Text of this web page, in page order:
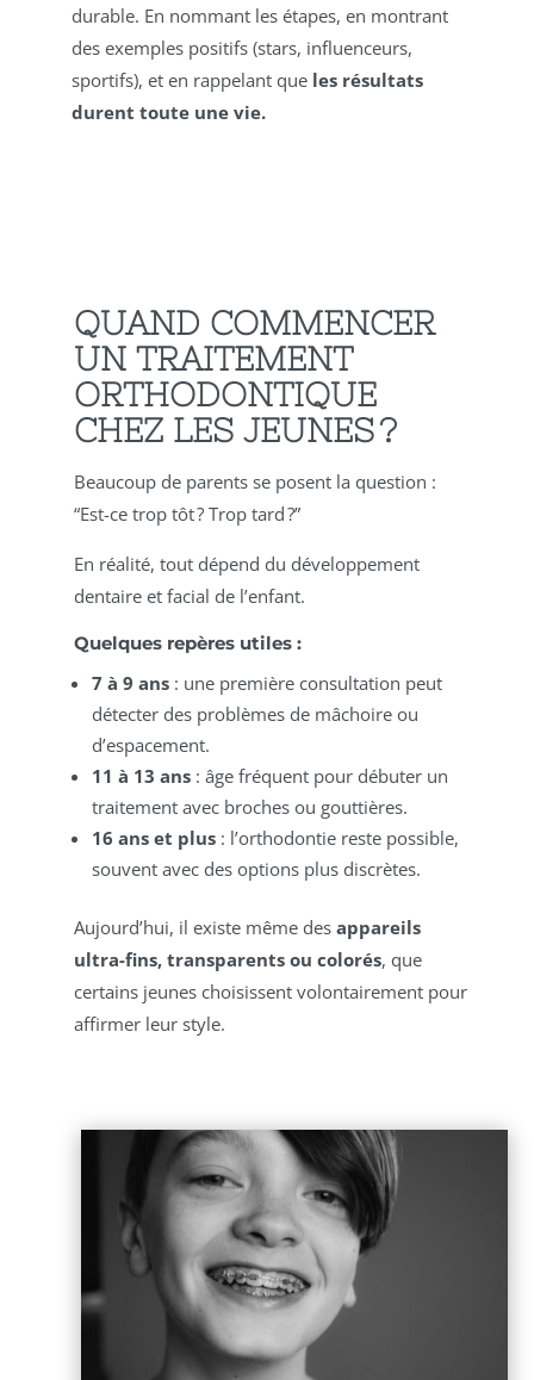
durable. En nommant les étapes, en montrant
des exemples positifs (stars, influenceurs,
sportifs), et en rappelant que les résultats
durent toute une vie.
QUAND COMMENCER
UN TRAITEMENT
ORTHODONTIQUE
CHEZ LES JEUNES ?
Beaucoup de parents se posent la question :
“Est-ce trop tôt ? Trop tard ?”
En réalité, tout dépend du développement
dentaire et facial de l’enfant.
Quelques repères utiles :
7 à 9 ans : une première consultation peut
détecter des problèmes de mâchoire ou
d’espacement.
11 à 13 ans : âge fréquent pour débuter un
traitement avec broches ou gouttières.
16 ans et plus : l’orthodontie reste possible,
souvent avec des options plus discrètes.
Aujourd’hui, il existe même des appareils
ultra-fins, transparents ou colorés, que
certains jeunes choisissent volontairement pour
affirmer leur style.